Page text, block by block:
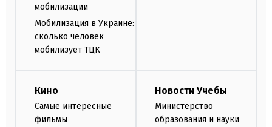
мобилизации
Мобилизация в Украине:
сколько человек
мобилизует ТЦК
Кино
Самые интересные
фильмы
Новости Учебы
Министерство
образования и науки